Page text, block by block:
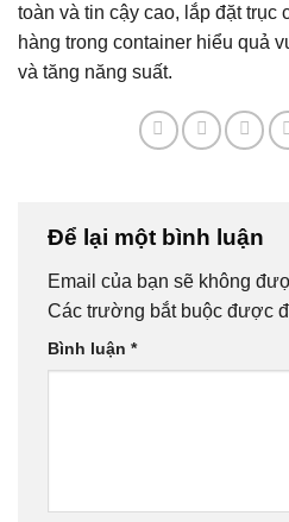
toàn và tin cậy cao, lắp đặt trục
hàng trong container hiểu quả
và tăng năng suất.
Để lại một bình luận
Email của bạn sẽ không
Các trường bắt buộc được
Bình luận *